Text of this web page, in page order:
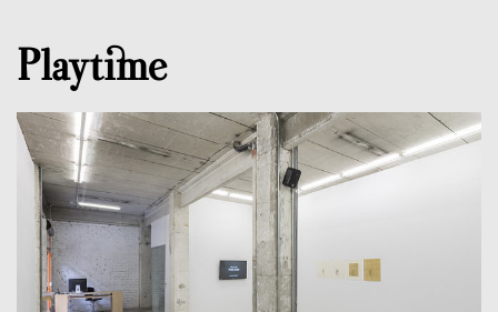
Playtime